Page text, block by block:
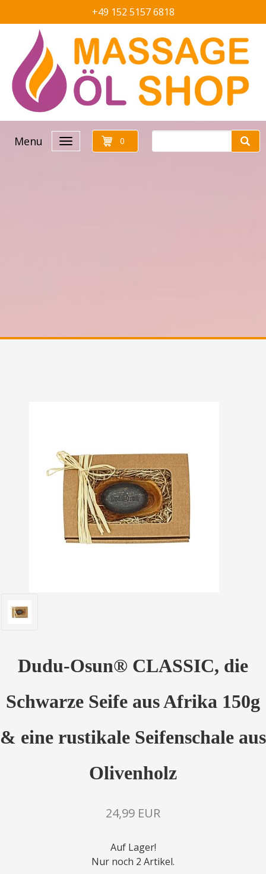
+49 152 5157 6818
Menu 0
Dudu-Osun® CLASSIC, die
Schwarze Seife aus Afrika 150g
& eine rustikale Seifenschale aus
Olivenholz
24,99 EUR
Auf Lager!
Nur noch 2 Artikel.